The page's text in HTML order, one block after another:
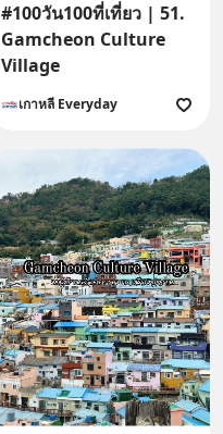
#100วัน100ที่เที่ยว | 51.
Gamcheon Culture
Village
เกาหลี Everyday